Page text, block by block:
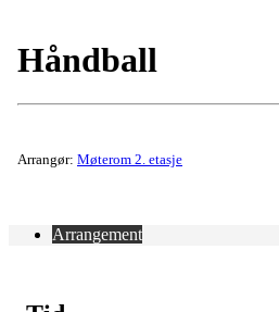
Håndball
Arrangør: Møterom 2. etasje
Arrangement